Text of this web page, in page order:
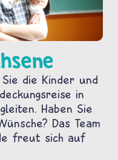
die Kinder und
in
Haben Sie
Das Team
freut sich auf